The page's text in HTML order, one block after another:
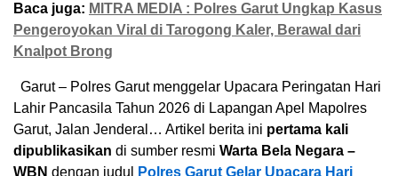
Baca juga: MITRA MEDIA : Polres Garut Ungkap Kasus
Pengeroyokan Viral di Tarogong Kaler, Berawal dari
Knalpot Brong
Garut – Polres Garut menggelar Upacara Peringatan Hari
Lahir Pancasila Tahun 2026 di Lapangan Apel Mapolres
Garut, Jalan Jenderal… Artikel berita ini pertama kali
dipublikasikan di sumber resmi Warta Bela Negara –
WBN dengan judul
Polres Garut Gelar Upacara Hari